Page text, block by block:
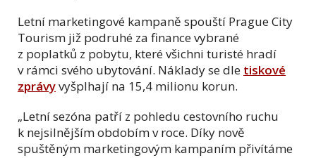
Letní marketingové kampaně spouští Prague City
Tourism již podruhé za finance vybrané
z poplatků z pobytu, které všichni turisté hradí
v rámci svého ubytování. Náklady se dle tiskové
zprávyvyšplhají na 15,4 milionu korun.
„Letní sezóna patří z pohledu cestovního ruchu
k nejsilnějším obdobím v roce. Díky nově
spuštěným marketingovým kampaním přivítáme